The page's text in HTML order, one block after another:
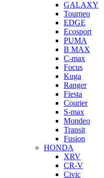
GALAXY
Tourneo
EDGE
Ecosport
PUMA
B MAX
C-max
Focus
Kuga
Ranger
Fiesta
Courier
S-max
Mondeo
Transit
Fusion
HONDA
XRV
CR-V
Civic